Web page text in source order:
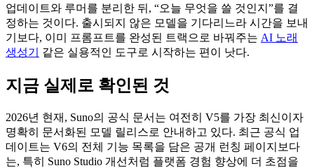
업데이트와 루머를 분리한 뒤, “오늘 무엇을 쓸 것인지”를 결
정하는 것이다. 출시되지 않은 모델을 기다리느라 시간을 보내
기보다, 이미 프롬프트를 완성된 트랙으로 바꿔주는 AI 노래
생성기
같은 실용적인 도구로 시작하는 편이 낫다.
지금 실제로 확인된 것
2026년 현재, Suno의 공식 문서는 여전히 V5를 가장 최신이자
명확히 문서화된 모델 릴리스로 안내하고 있다. 최근 공식 업
데이트는 V6의 전체 기능 목록을 담은 공개 런칭 페이지보다
는, 특히 Suno Studio 개선처럼 플랫폼 경험 향상에 더 초점을